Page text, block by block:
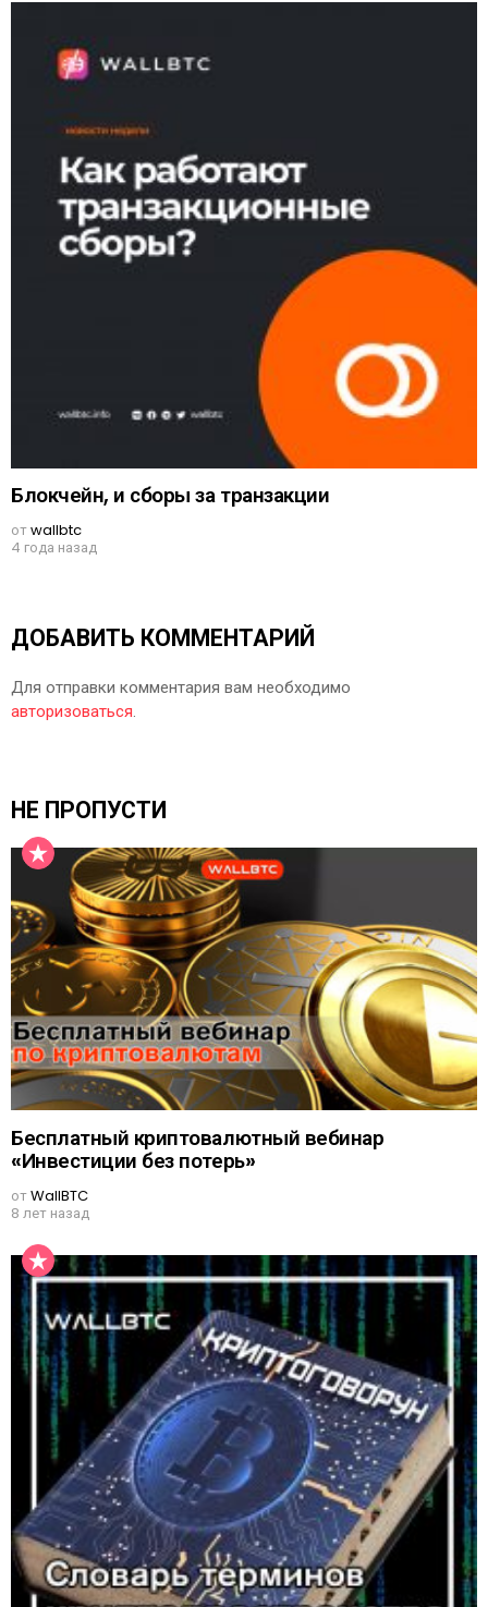
Блокчейн, и сборы за транзакции
отwallbtc
4 года назад
ДОБАВИТЬ КОММЕНТАРИЙ
Для отправки комментария вам необходимо
авторизоваться.
НЕ ПРОПУСТИ
Бесплатный криптовалютный вебинар
«Инвестиции без потерь»
отWallBTC
8 лет назад